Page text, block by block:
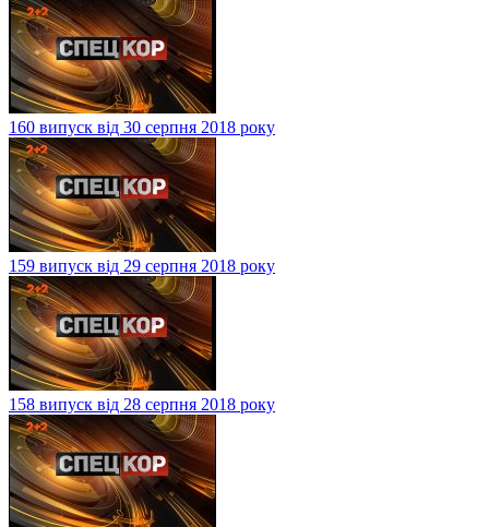
160 випуск від 30 серпня 2018 року
159 випуск від 29 серпня 2018 року
158 випуск від 28 серпня 2018 року